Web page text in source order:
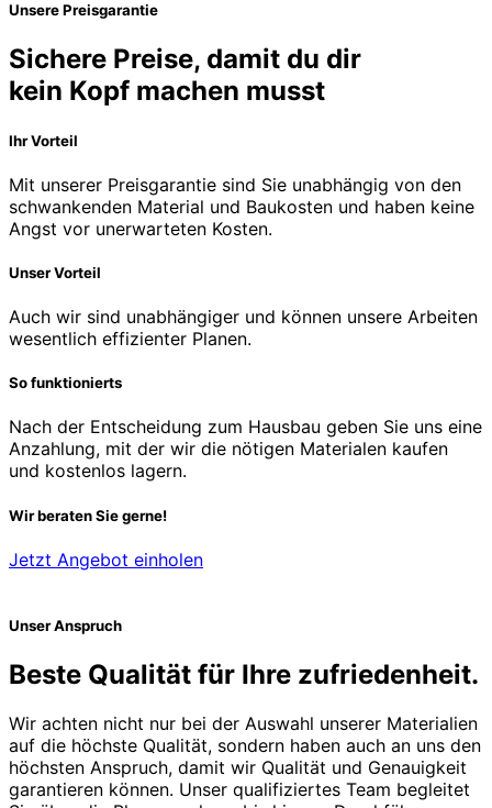
Unsere Preisgarantie
Sichere Preise, damit du dir
kein Kopf machen musst
Ihr Vorteil
Mit unserer Preisgarantie sind Sie unabhängig von den
schwankenden Material und Baukosten und haben keine
Angst vor unerwarteten Kosten.
Unser Vorteil
Auch wir sind unabhängiger und können unsere Arbeiten
wesentlich effizienter Planen.
So funktionierts
Nach der Entscheidung zum Hausbau geben Sie uns eine
Anzahlung, mit der wir die nötigen Materialen kaufen
und kostenlos lagern.
Wir beraten Sie gerne!
Jetzt Angebot einholen
Unser Anspruch
Beste Qualität für Ihre zufriedenheit.
Wir achten nicht nur bei der Auswahl unserer Materialien
auf die höchste Qualität, sondern haben auch an uns den
höchsten Anspruch, damit wir Qualität und Genauigkeit
garantieren können. Unser qualifiziertes Team begleitet